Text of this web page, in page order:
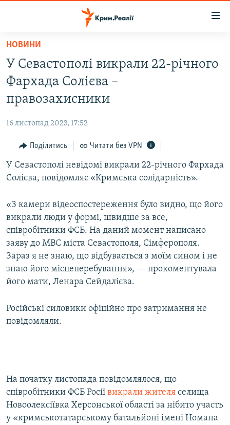
Перейти
основного
матеріалу
Перейти
до
основної
Перейти
пошуку
ВОДА.КРИМ
ВІДЕО ТА ФОТО
БЛОГИ
ПОГЛЯД
ІНТЕРВ'Ю
ВСЕ ЗА ДЕНЬ
СПЕЦПРОЕКТИ
ДЕПОРТАЦІЯ
ВІДЕОУРОКИ «ELIFBE»
СВІДЧЕННЯ ОКУПАЦІЇ
УКРАЇНСЬКА ПРОБЛЕМА КРИМУ
ЯК ОБІЙТИ БЛОКУВАННЯ
Русский
Qırımtatar
НОВИНИ
У Севастополі викрали 22-річного
Фархада Солієва –
правозахисники
16 листопад 2023, 17:52
Поділитись Читати без VPN
У Севастополі невідомі викрали 22-річного Фархада
Солієва, повідомляє «Кримська солідарність».
«З камери відеоспостереження було видно, що його
викрали люди у формі, швидше за все,
співробітники ФСБ. На даний момент написано
заяву до МВС міста Севастополя, Сімферополя.
Зараз я не знаю, що відбувається з моїм сином і не
знаю його місцеперебування», — прокоментувала
його мати, Ленара Сейдалієва.
Російські силовики офіційно про затримання не
повідомляли.
На початку листопада повідомлялося, що
співробітники ФСБ Росії викрали жителя селища
Новоолексіївка Херсонської області за нібито участь
у «кримськотатарському батальйоні імені Номана